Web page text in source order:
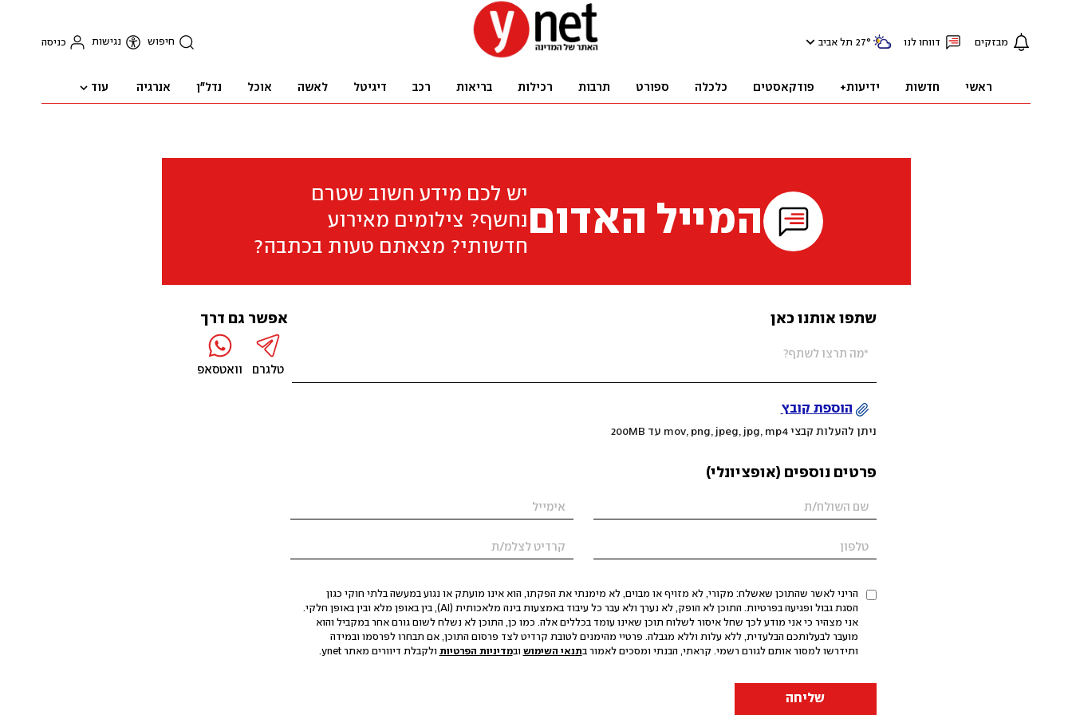
מבזקים דווחו לנו 27° תל אביב חיפוש נגישות כניסה
ראשי חדשות ידיעות+ פודקאסטים כלכלה ספורט תרבות רכילות בריאות רכב דיגיטל לאשה אוכל נדל"ן אנרגיה עוד
המייל האדום
יש לכם מידע חשוב שטרם
נחשף? צילומים מאירוע
חדשותי? מצאתם טעות בכתבה?
שתפו אותנו כאן
הוספת קובץ
ניתן להעלות קבצי mov, png, jpeg, jpg, mp4 עד 200MB
פרטים נוספים (אופציונלי)
הריני לאשר שהתוכן שאשלח: מקורי, לא מזויף או מבוים, לא מימנתי את הפקתו, הוא אינו מועתק או נגוע במעשה בלתי חוקי כגון
הסגת גבול ופגיעה בפרטיות. התוכן לא הופק, לא נערך ולא עבר כל עיבוד באמצעות בינה מלאכותית (AI), בין באופן מלא ובין באופן חלקי.
אני מצהיר כי אני מודע לכך שחל איסור לשלוח תוכן שאינו עומד בכללים אלה. כמו כן, התוכן לא נשלח לשום גורם אחר במקביל והוא
מועבר לבעלותכם הבלעדית, ללא עלות וללא מגבלה. פרטיי מהימנים לטובת קרדיט לצד פרסום התוכן, אם תבחרו לפרסמו ובמידה
ותידרשו למסור אותם לגורם רשמי. קראתי, הבנתי ומסכים לאמור בתנאי השימוש ובמדיניות הפרטיות ולקבלת דיוורים מאתר ynet.
שליחה
אפשר גם דרך
טלגרם וואטסאפ